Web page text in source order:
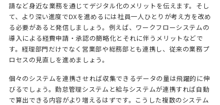
請など身近な業務を通じてデジタル化のメリットを伝えます。そし
て、より深い進度でDXを進めるには社員一人ひとりが考え方を改め
る必要があると発信しましょう。例えば、ワークフローシステムの
導入による経費申請・承認の簡略化とそれに伴うメリットなどで
す。経理部門だけでなく営業部や総務部とも連携し、従来の業務プ
ロセスの見直しを進めましょう。
個々のシステムを連携させれば収集できるデータの量は飛躍的に伸
びるでしょう。勤怠管理システムと給与システムが連携すれば自動
で算出できる内容がより増えるはずです。こうした複数のシステム